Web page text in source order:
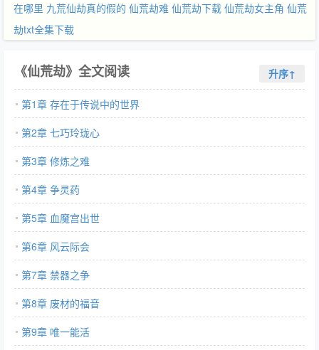
在哪里 九荒仙劫真的假的 仙荒劫难 仙荒劫下载 仙荒劫女主角 仙荒
劫txt全集下载
《仙荒劫》全文阅读 升序↑
第1章 存在于传说中的世界
第2章 七巧玲珑心
第3章 修炼之难
第4章 争灵药
第5章 血魔宫出世
第6章 风云际会
第7章 禁器之争
第8章 废材的福音
第9章 唯一能活